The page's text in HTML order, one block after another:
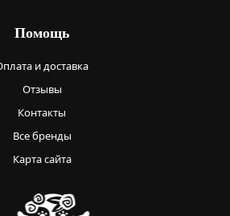
Помощь
и доставка
Отзывы
Контакты
Все бренды
Карта сайта